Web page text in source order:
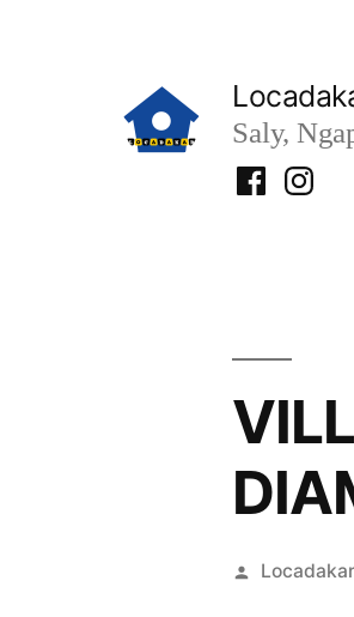
Saly,
Facebook
Publié
Locadakar